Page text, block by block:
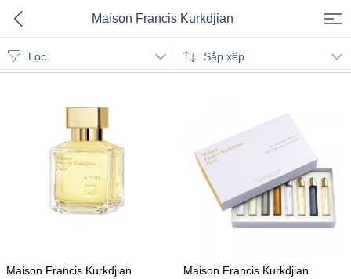
Maison Francis Kurkdjian
Lọc Sắp xếp
Maison Francis Kurkdjian
Maison Francis Kurkdjian
Maison Francis Kurkdjian